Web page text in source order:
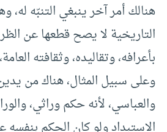
هنالك أمر آخر ينبغي التنبّه له،
التاريخية لا يصح قطعها عن
بأعرافه، وتقاليده، وثقافته
وعلى سبيل المثال، هناك من
والعباسي، لأنه حكم وراثي،